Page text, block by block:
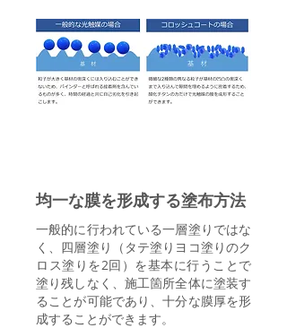
均一な膜を形成する塗布方法
一般的に行われている一層塗りではな
く、四層塗り（タテ塗りヨコ塗りのク
ロス塗りを2回）を基本に行うことで
塗り残しなく、施工箇所全体に塗装す
ることが可能であり、十分な膜厚を形
成することができます。